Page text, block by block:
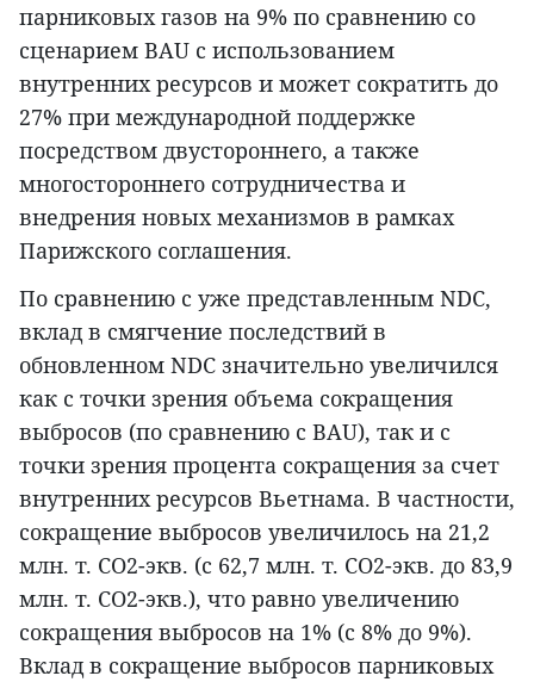
парниковых газов на 9% по сравнению со
сценарием BAU с использованием
внутренних ресурсов и может сократить до
27% при международной поддержке
посредством двустороннего, а также
многостороннего сотрудничества и
внедрения новых механизмов в рамках
Парижского соглашения.
По сравнению с уже представленным NDC,
вклад в смягчение последствий в
обновленном NDC значительно увеличился
как с точки зрения объема сокращения
выбросов (по сравнению с BAU), так и с
точки зрения процента сокращения за счет
внутренних ресурсов Вьетнама. В частности,
сокращение выбросов увеличилось на 21,2
млн. т. CO2-экв. (с 62,7 млн. т. CO2-экв. до 83,9
млн. т. CO2-экв.), что равно увеличению
сокращения выбросов на 1% (с 8% до 9%).
Вклад в сокращение выбросов парниковых